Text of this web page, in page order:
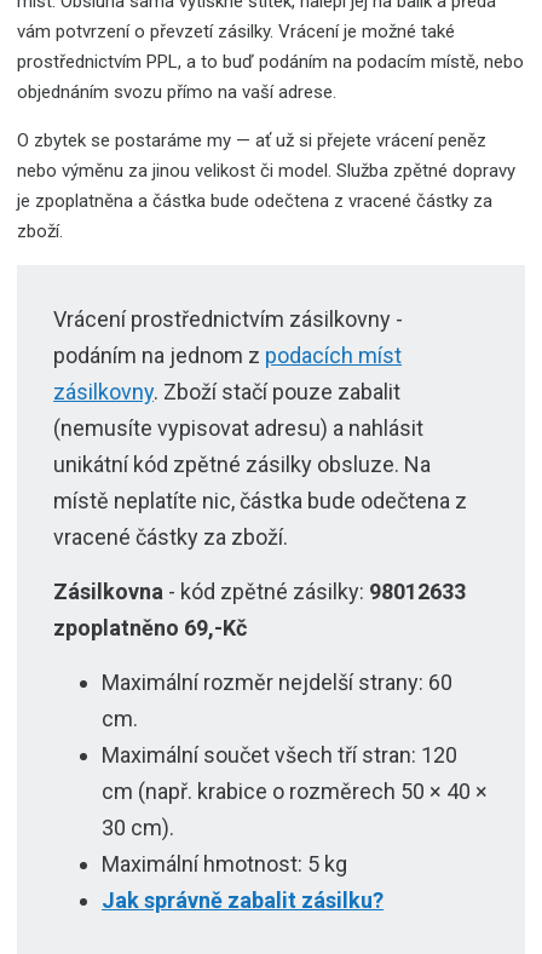
vám potvrzení o převzetí zásilky. Vrácení je možné také
prostřednictvím PPL, a to buď podáním na podacím místě, nebo
objednáním svozu přímo na vaší adrese.
O zbytek se postaráme my — ať už si přejete vrácení peněz
nebo výměnu za jinou velikost či model. Služba zpětné dopravy
je zpoplatněna a částka bude odečtena z vracené částky za
zboží.
Vrácení prostřednictvím zásilkovny -
podáním na jednom z podacích míst
zásilkovny. Zboží stačí pouze zabalit
(nemusíte vypisovat adresu) a nahlásit
unikátní kód zpětné zásilky obsluze. Na
místě neplatíte nic, částka bude odečtena z
vracené částky za zboží.
Zásilkovna - kód zpětné zásilky: 98012633
zpoplatněno 69,-Kč
Maximální rozměr nejdelší strany: 60
cm.
Maximální součet všech tří stran: 120
cm (např. krabice o rozměrech 50 × 40 ×
30 cm).
Maximální hmotnost: 5 kg
Jak správně zabalit zásilku?